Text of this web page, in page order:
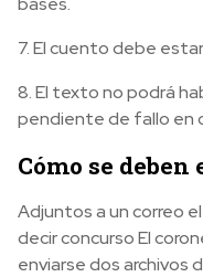
7. El cuento debe
8. El texto no podrá
pendiente de fallo en
Cómo se
Adjuntos a un correo
decir concurso El
enviarse dos archivos